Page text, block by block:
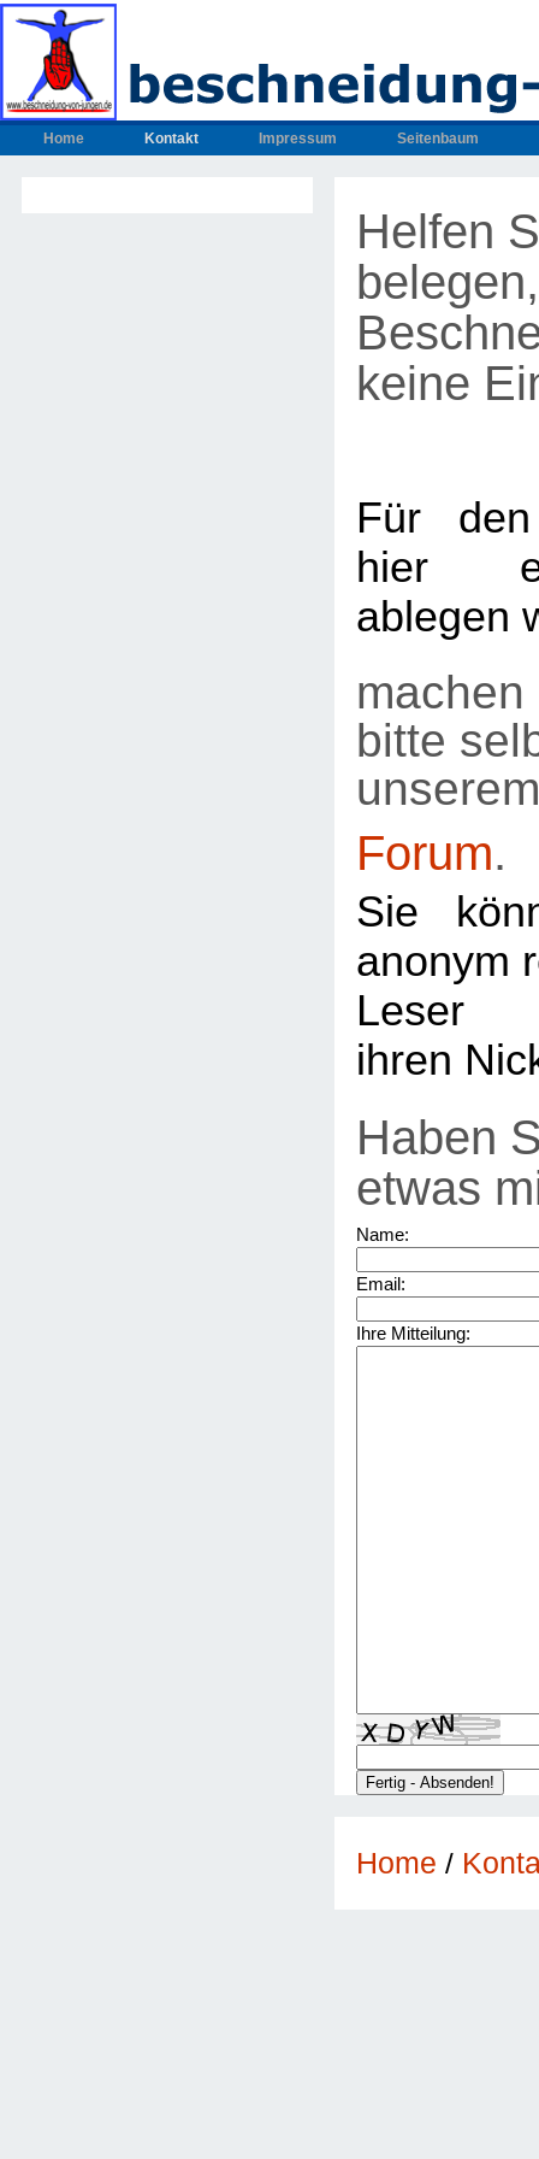
Home Kontakt Impressum Seitenbaum
Helfen
keine
Für den
hier
ablegen
bitte
unserem
Forum.
Sie
anonym
Leser
ihren
Haben
etwas
Name:
Email:
Ihre Mitteilung:
Home /